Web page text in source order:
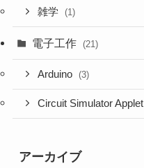
雑学 (1)
電子工作 (21)
Arduino (3)
Circuit Simulator Applet
アーカイブ